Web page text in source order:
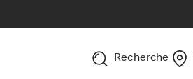
Recherche